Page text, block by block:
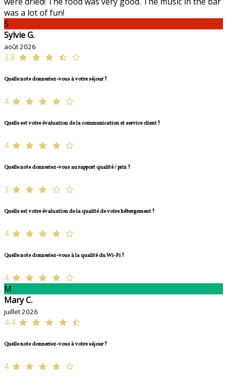
was a lot of fun!
S
Sylvie G.
août 2026
3,8
Quelle note donneriez-vous à votre séjour ?
4
Quelle est votre évaluation de la communication et service client ?
4
Quelle note donneriez-vous au rapport qualité / prix ?
3
Quelle est votre évaluation de la qualité de votre hébergement ?
4
Quelle note donneriez-vous à la qualité du Wi-Fi ?
4
M
Mary C.
juillet 2026
4,4
Quelle note donneriez-vous à votre séjour ?
4